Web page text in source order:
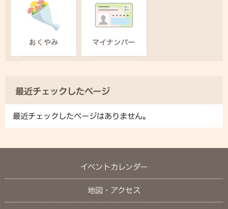
最近チェックしたページ
最近チェックしたページはありません。
イベントカレンダー
地図・アクセス